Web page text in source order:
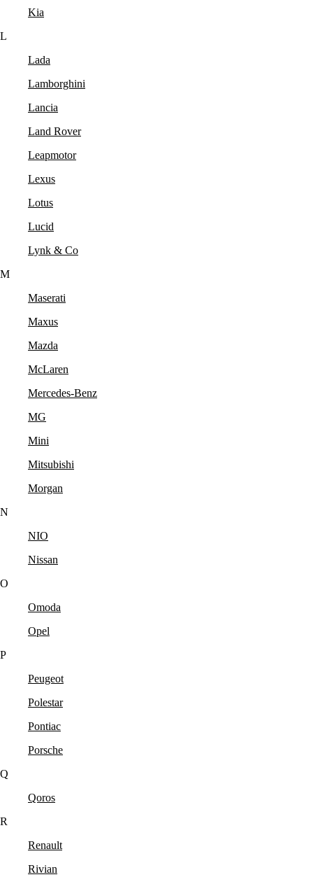
Kia
L
Lada
Lamborghini
Lancia
Land Rover
Leapmotor
Lexus
Lotus
Lucid
Lynk & Co
M
Maserati
Maxus
Mazda
McLaren
Mercedes-Benz
MG
Mini
Mitsubishi
Morgan
N
NIO
Nissan
O
Omoda
Opel
P
Peugeot
Polestar
Pontiac
Porsche
Q
Qoros
R
Renault
Rivian